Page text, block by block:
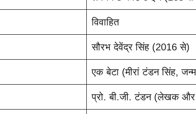
विवाहित
सौरभ देवेंद्र सिंह (2016 से)
एक बेटा (मीरां टंडन सिंह,
प्रो. बी.जी. टंडन (लेखक और